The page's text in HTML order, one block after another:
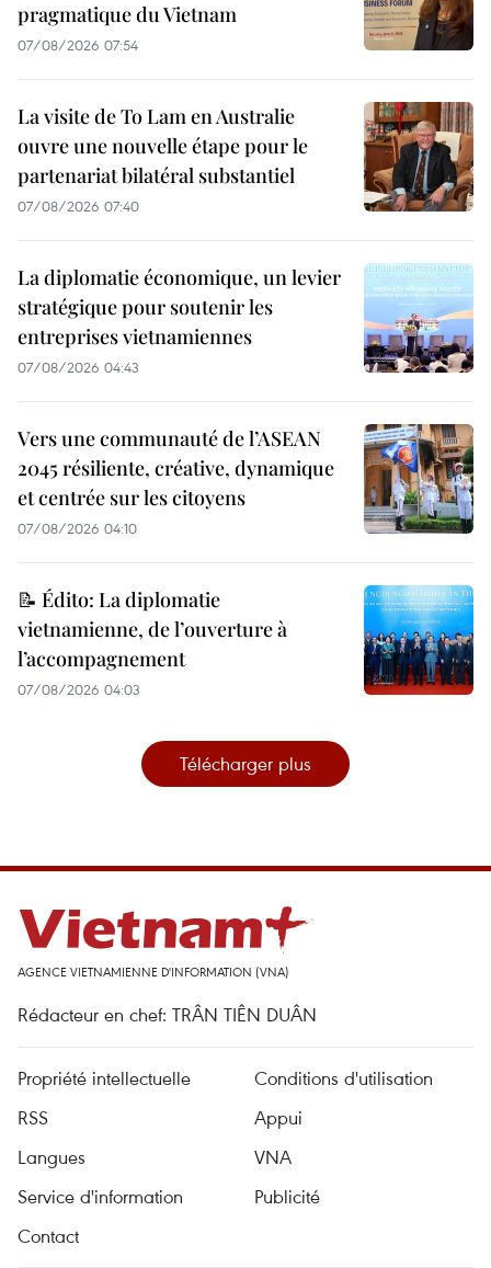
pragmatique du Vietnam
07/08/2026 07:54
La visite de To Lam en Australie
ouvre une nouvelle étape pour le
partenariat bilatéral substantiel
07/08/2026 07:40
La diplomatie économique, un levier
stratégique pour soutenir les
entreprises vietnamiennes
07/08/2026 04:43
Vers une communauté de l’ASEAN
2045 résiliente, créative, dynamique
et centrée sur les citoyens
07/08/2026 04:10
📝 Édito: La diplomatie
vietnamienne, de l’ouverture à
l’accompagnement
07/08/2026 04:03
Télécharger plus
AGENCE VIETNAMIENNE D'INFORMATION (VNA)
Rédacteur en chef: TRÂN TIÊN DUÂN
Propriété intellectuelle
Conditions d'utilisation
RSS
Appui
Langues
VNA
Service d'information
Publicité
Contact